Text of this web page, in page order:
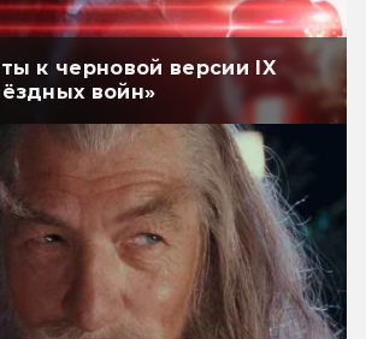
к черновой версии IX
войн»